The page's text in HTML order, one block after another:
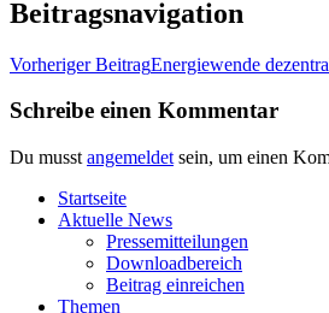
Beitragsnavigation
Vorheriger BeitragEner­gie­wen­de
Schreibe einen Kommentar
Du musst angemeldet sein, um einen
Start­sei­te
Aktu­el­le News
Pres­se­mit­tei­lun­gen
Down­load­be­reich
Bei­trag einreichen
The­men